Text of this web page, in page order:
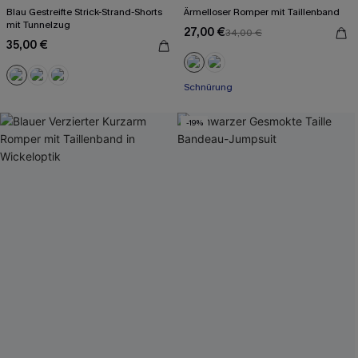
Blau Gestreifte Strick-Strand-Shorts
mit Tunnelzug
35,00 €
Ärmelloser Romper mit Taillenband
27,00 €34,00 €
Schnürung
-19%